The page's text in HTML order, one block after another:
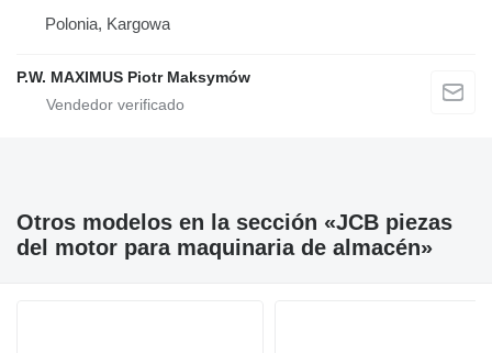
Polonia, Kargowa
P.W. MAXIMUS Piotr Maksymów
Otros modelos en la sección «JCB piezas
del motor para maquinaria de almacén»